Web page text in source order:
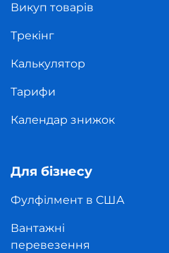
Викуп товарів
Трекінг
Калькулятор
Тарифи
Календар знижок
Для бізнесу
Фулфілмент в США
Вантажні
перевезення